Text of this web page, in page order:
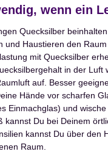
wenn ein
Quecksilber
und Haustieren den
mit Quecksilber
in der
auf. Besser
Hände vor scharfen
Einmachglas) und
Du bei Deinem
kannst Du über
Raum.